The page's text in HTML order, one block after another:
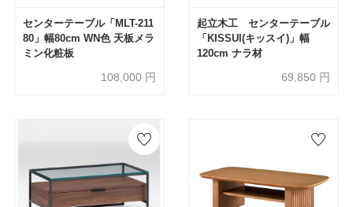
センターテーブル「MLT-211
80」幅80cm WN色 天板メラ
ミン化粧板
108,000 円
起立木工 センターテーブル
「KISSUI(キッスイ)」幅
120cm ナラ材
69,850 円